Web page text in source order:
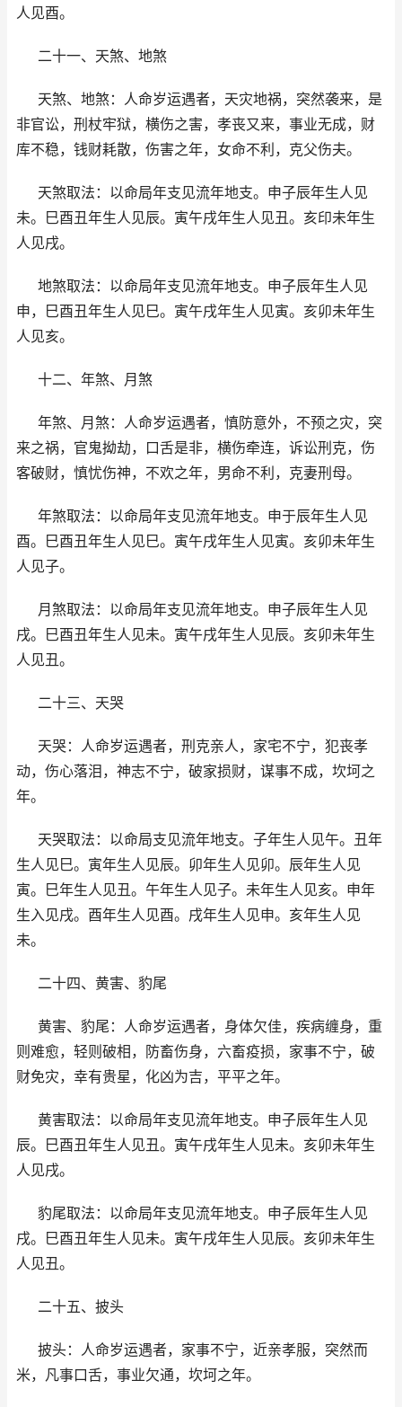
人见酉。
二十一、天煞、地煞
天煞、地煞：人命岁运遇者，天灾地祸，突然袭来，是
非官讼，刑杖牢狱，横伤之害，孝丧又来，事业无成，财
库不稳，钱财耗散，伤害之年，女命不利，克父伤夫。
天煞取法：以命局年支见流年地支。申子辰年生人见
未。巳酉丑年生人见辰。寅午戌年生人见丑。亥印未年生
人见戌。
地煞取法：以命局年支见流年地支。申子辰年生人见
申，巳酉丑年生人见巳。寅午戌年生人见寅。亥卯未年生
人见亥。
十二、年煞、月煞
年煞、月煞：人命岁运遇者，慎防意外，不预之灾，突
来之祸，官鬼拗劫，口舌是非，横伤牵连，诉讼刑克，伤
客破财，慎忧伤神，不欢之年，男命不利，克妻刑母。
年煞取法：以命局年支见流年地支。申于辰年生人见
酉。巳酉丑年生人见巳。寅午戌年生人见寅。亥卯未年生
人见子。
月煞取法：以命局年支见流年地支。申子辰年生人见
戌。巳酉丑年生人见未。寅午戌年生人见辰。亥卯未年生
人见丑。
二十三、天哭
天哭：人命岁运遇者，刑克亲人，家宅不宁，犯丧孝
动，伤心落泪，神志不宁，破家损财，谋事不成，坎坷之
年。
天哭取法：以命局支见流年地支。子年生人见午。丑年
生人见巳。寅年生人见辰。卯年生人见卯。辰年生人见
寅。巳年生人见丑。午年生人见子。未年生人见亥。申年
生入见戌。酉年生人见酉。戌年生人见申。亥年生人见
未。
二十四、黄害、豹尾
黄害、豹尾：人命岁运遇者，身体欠佳，疾病缠身，重
则难愈，轻则破相，防畜伤身，六畜疫损，家事不宁，破
财免灾，幸有贵星，化凶为吉，平平之年。
黄害取法：以命局年支见流年地支。申子辰年生人见
辰。巳酉丑年生人见丑。寅午戌年生人见未。亥卯未年生
人见戌。
豹尾取法：以命局年支见流年地支。申子辰年生人见
戌。巳酉丑年生人见未。寅午戌年生人见辰。亥卯未年生
人见丑。
二十五、披头
披头：人命岁运遇者，家事不宁，近亲孝服，突然而
米，凡事口舌，事业欠通，坎坷之年。